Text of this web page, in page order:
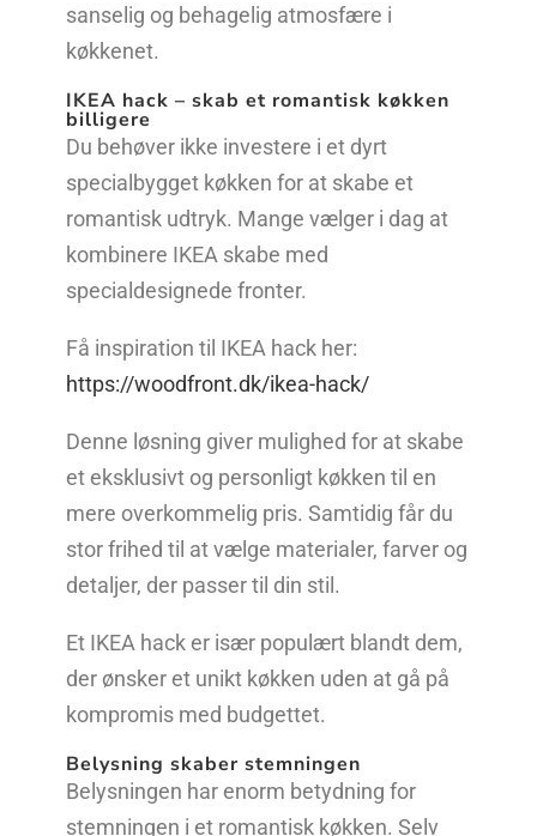
sanselig og behagelig atmosfære i
køkkenet.
IKEA hack – skab et romantisk køkken
billigere
Du behøver ikke investere i et dyrt
specialbygget køkken for at skabe et
romantisk udtryk. Mange vælger i dag at
kombinere IKEA skabe med
specialdesignede fronter.
Få inspiration til IKEA hack her:
https://woodfront.dk/ikea-hack/
Denne løsning giver mulighed for at skabe
et eksklusivt og personligt køkken til en
mere overkommelig pris. Samtidig får du
stor frihed til at vælge materialer, farver og
detaljer, der passer til din stil.
Et IKEA hack er især populært blandt dem,
der ønsker et unikt køkken uden at gå på
kompromis med budgettet.
Belysning skaber stemningen
Belysningen har enorm betydning for
stemningen i et romantisk køkken. Selv